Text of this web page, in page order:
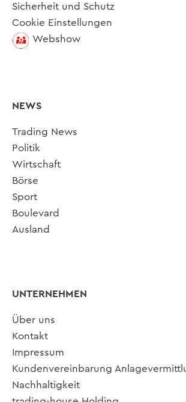
Sicherheit und Schutz
Cookie Einstellungen
Webshow
NEWS
Trading News
Politik
Wirtschaft
Börse
Sport
Boulevard
Ausland
UNTERNEHMEN
Über uns
Kontakt
Impressum
Kundenvereinbarung
Nachhaltigkeit